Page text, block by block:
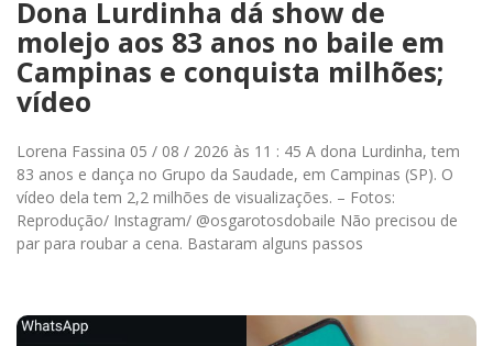
Dona Lurdinha dá show de
molejo aos 83 anos no baile em
Campinas e conquista milhões;
vídeo
Lorena Fassina 05 / 08 / 2026 às 11 : 45 A dona Lurdinha, tem
83 anos e dança no Grupo da Saudade, em Campinas (SP). O
vídeo dela tem 2,2 milhões de visualizações. – Fotos:
Reprodução/ Instagram/ @osgarotosdobaile Não precisou de
par para roubar a cena. Bastaram alguns passos